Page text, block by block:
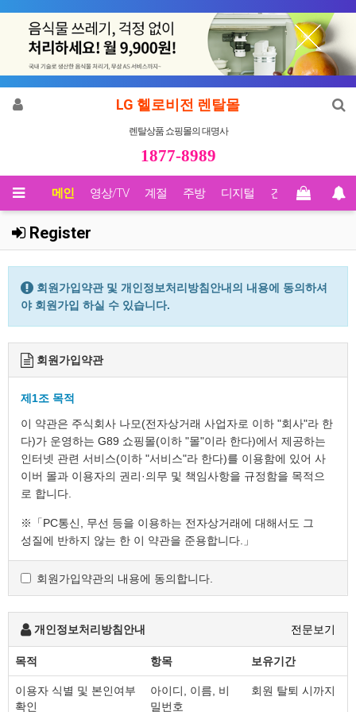
LG 헬로비전 렌탈몰
렌탈상품 쇼핑몰의 대명사
1877-8989
메인 영상/TV 계절 주방 디지털 건강 Biz렌탈
Register
회원가입약관 및 개인정보처리방침안내의 내용에 동의하셔
야 회원가입 하실 수 있습니다.
회원가입약관
제1조 목적
이 약관은 주식회사 나모(전자상거래 사업자로 이하 "회사"라 한
다)가 운영하는 G89 쇼핑몰(이하 "몰"이라 한다)에서 제공하는
인터넷 관련 서비스(이하 "서비스"라 한다)를 이용함에 있어 사
이버 몰과 이용자의 권리·의무 및 책임사항을 규정함을 목적으
로 합니다.
※「PC통신, 무선 등을 이용하는 전자상거래에 대해서도 그
성질에 반하지 않는 한 이 약관을 준용합니다.」
제2조 정의
을 이용자에게 제공하기 위하여 컴퓨터등 정보통신설비를
영업장을 말하며, 아울러 사이버몰을 운영하는 사업자의
의미로도 사용합니다.
"이용자"란 "몰"에 접속하여 이 약관에 따라 "몰"이
회원가입약관의 내용에 동의합니다.
전문보기
개인정보처리방침안내
목적 항목 보유기간
이용자 식별 및 본인여부
확인
아이디, 이름, 비
밀번호
회원 탈퇴 시까지